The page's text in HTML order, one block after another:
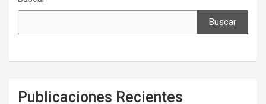
Buscar
Publicaciones Recientes